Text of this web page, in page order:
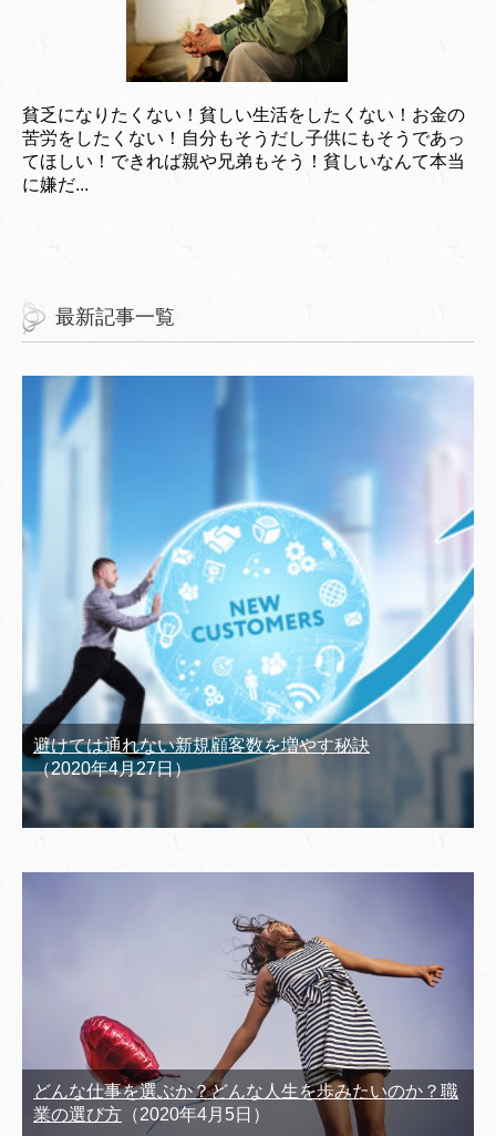
貧乏になりたくない！貧しい生活をしたくない！お金の
苦労をしたくない！自分もそうだし子供にもそうであっ
てほしい！できれば親や兄弟もそう！貧しいなんて本当
に嫌だ...
最新記事一覧
避けては通れない新規顧客数を増やす秘訣
（2020年4月27日）
どんな仕事を選ぶか？どんな人生を歩みたいのか？職
業の選び方 （2020年4月5日）